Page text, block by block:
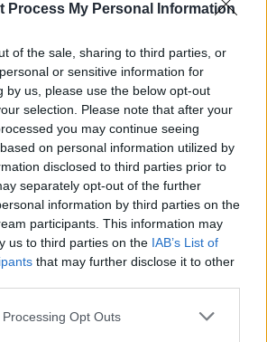
Process My Personal Information
of the sale, sharing to third parties, or
or sensitive information for
by us, please use the below opt-out
selection. Please note that after your
you may continue seeing
on personal information utilized by
disclosed to third parties prior to
separately opt-out of the further
information by third parties on the
participants. This information may
us to third parties on the IAB’s List of
that may further disclose it to other
Opt Outs
pedagogų ir 200
vėl skelbia
mitingui prie
A.
Seimo narius šiandien
bendrauti su mokytojais,
ne taip galbūt, kaip
bet balsuoti pagal
ir atstovaujant